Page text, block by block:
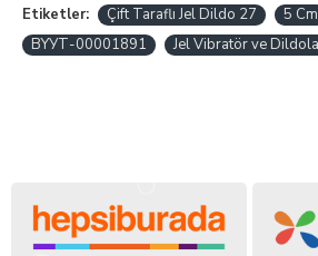
Etiketler: Çift Taraflı Jel Dildo 27
5 Cm
BYУТ-00001891
Jel Vibratör ve